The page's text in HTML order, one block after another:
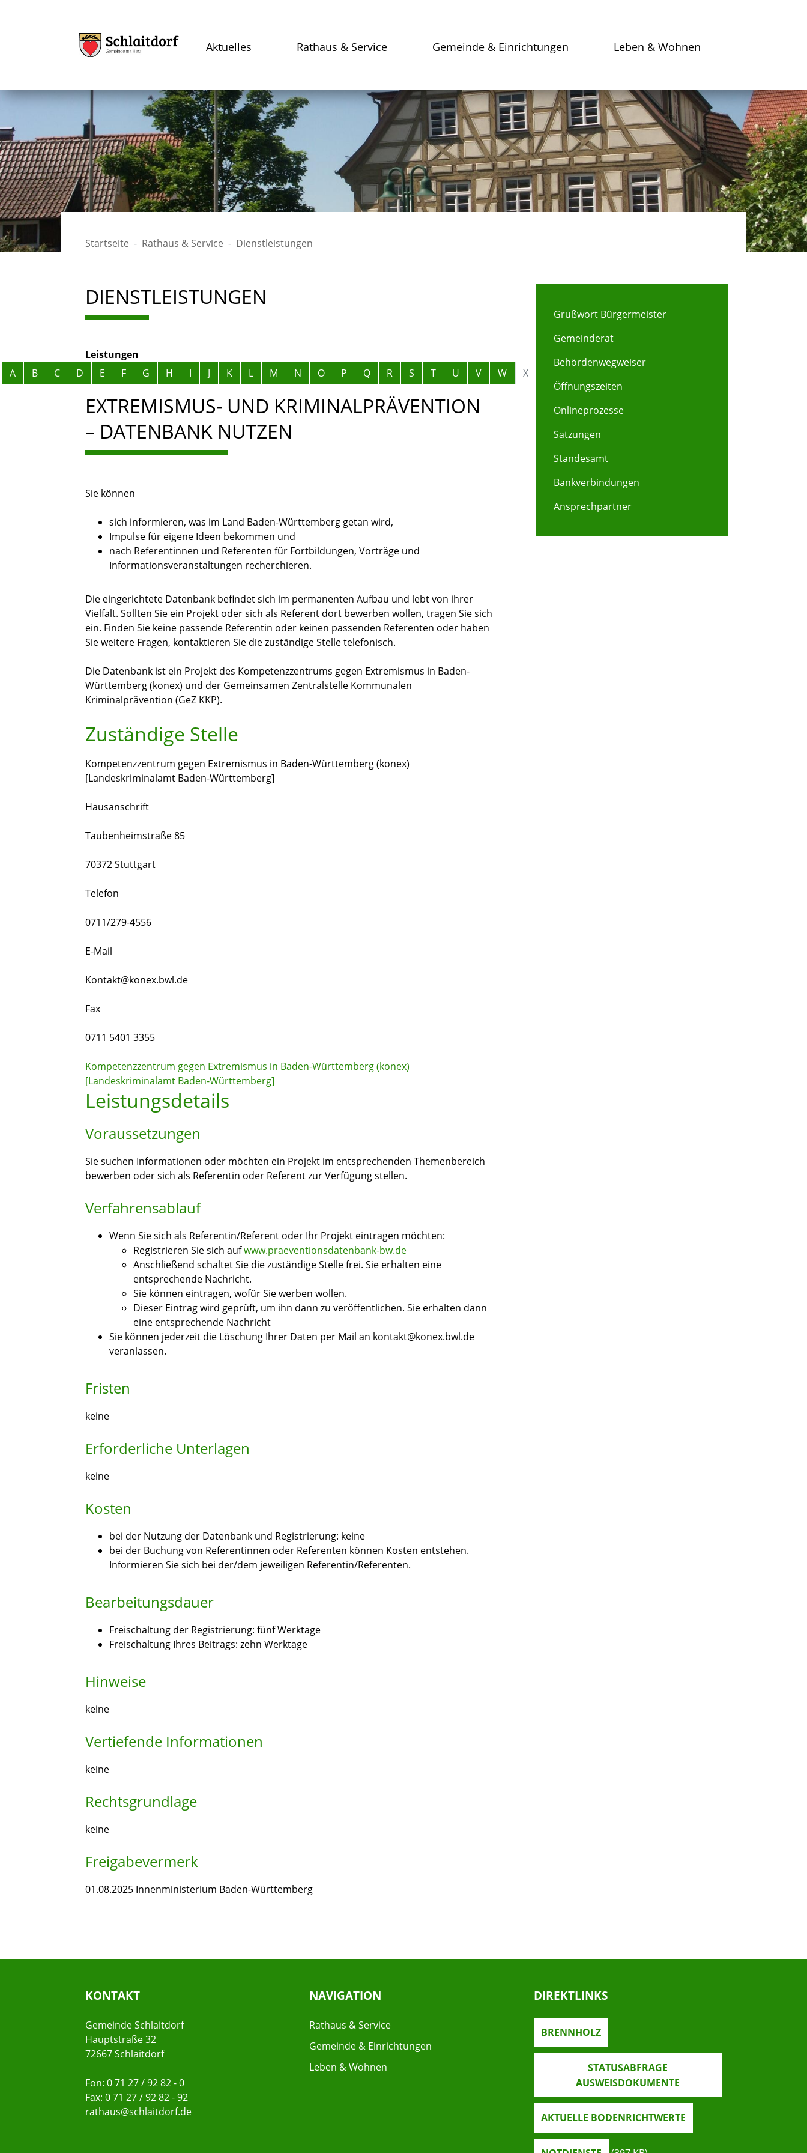
Aktuelles Rathaus & Service Gemeinde & Einrichtungen Leben & Wohnen
Startseite Rathaus & Service Dienstleistungen
DIENSTLEISTUNGEN
Leistungen
Alphabetisches Register überspringen
A B C D E F G H I J K L M N O P Q R S T U V W X
EXTREMISMUS- UND KRIMINALPRÄVENTION
– DATENBANK NUTZEN
Sie können
sich informieren, was im Land Baden-Württemberg getan wird,
Impulse für eigene Ideen bekommen und
nach Referentinnen und Referenten für Fortbildungen, Vorträge und
Informationsveranstaltungen recherchieren.
Die eingerichtete Datenbank befindet sich im permanenten Aufbau und lebt von ihrer
Vielfalt. Sollten Sie ein Projekt oder sich als Referent dort bewerben wollen, tragen Sie sich
ein. Finden Sie keine passende Referentin oder keinen passenden Referenten oder haben
Sie weitere Fragen, kontaktieren Sie die zuständige Stelle telefonisch.
Die Datenbank ist ein Projekt des Kompetenzzentrums gegen Extremismus in Baden-
Württemberg (konex) und der Gemeinsamen Zentralstelle Kommunalen
Kriminalprävention (GeZ KKP).
Zuständige Stelle
Kompetenzzentrum gegen Extremismus in Baden-Württemberg (konex)
[Landeskriminalamt Baden-Württemberg]
Hausanschrift
Taubenheimstraße 85
70372 Stuttgart
Telefon
0711/279-4556
E-Mail
Kontakt@konex.bwl.de
Fax
0711 5401 3355
Kompetenzzentrum gegen Extremismus in Baden-Württemberg (konex)
[Landeskriminalamt Baden-Württemberg]
Leistungsdetails
Voraussetzungen
Sie suchen Informationen oder möchten ein Projekt im entsprechenden Themenbereich
bewerben oder sich als Referentin oder Referent zur Verfügung stellen.
Verfahrensablauf
Wenn Sie sich als Referentin/Referent oder Ihr Projekt eintragen möchten:
Registrieren Sie sich aufwww.praeventionsdatenbank-bw.de
Anschließend schaltet Sie die zuständige Stelle frei. Sie erhalten eine
entsprechende Nachricht.
Sie können eintragen, wofür Sie werben wollen.
Dieser Eintrag wird geprüft, um ihn dann zu veröffentlichen. Sie erhalten dann
eine entsprechende Nachricht
Sie können jederzeit die Löschung Ihrer Daten per Mail an kontakt@konex.bwl.de
veranlassen.
Fristen
keine
Erforderliche Unterlagen
keine
Kosten
bei der Nutzung der Datenbank und Registrierung: keine
bei der Buchung von Referentinnen oder Referenten können Kosten entstehen.
Informieren Sie sich bei der/dem jeweiligen Referentin/Referenten.
Bearbeitungsdauer
Freischaltung der Registrierung: fünf Werktage
Freischaltung Ihres Beitrags: zehn Werktage
Hinweise
keine
Vertiefende Informationen
keine
Rechtsgrundlage
keine
Freigabevermerk
01.08.2025 Innenministerium Baden-Württemberg
Grußwort Bürgermeister
Gemeinderat
Behördenwegweiser
Öffnungszeiten
Onlineprozesse
Satzungen
Standesamt
Bankverbindungen
Ansprechpartner
KONTAKT
Gemeinde Schlaitdorf
Hauptstraße 32
72667 Schlaitdorf
Fon: 0 71 27 / 92 82 - 0
Fax: 0 71 27 / 92 82 - 92
rathaus@schlaitdorf.de
NAVIGATION
Rathaus & Service
Gemeinde & Einrichtungen
Leben & Wohnen
DIREKTLINKS
BRENNHOLZ
STATUSABFRAGE
AUSWEISDOKUMENTE
AKTUELLE BODENRICHTWERTE